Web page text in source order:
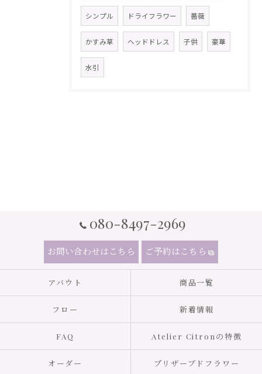
シンプル ドライフラワー 薔薇
かすみ草 ヘッドドレス 子供 豪華
水引
080-8497-2969
お問い合わせはこちら ご予約はこちら
アバウト 商品一覧
フロー 新着情報
FAQ Atelier Citronの特徴
オーダー プリザーブドフラワー